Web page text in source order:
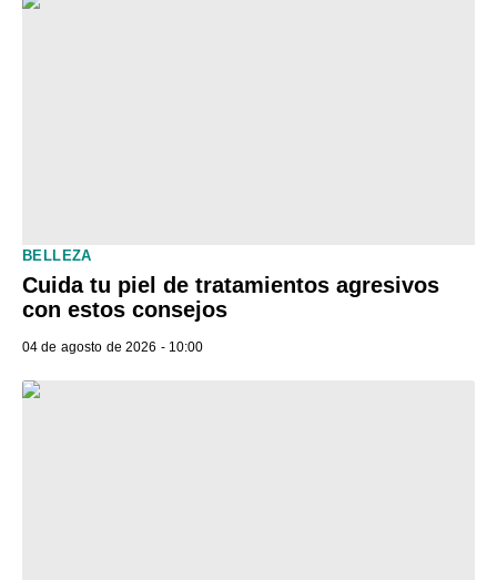
BELLEZA
Cuida tu piel de tratamientos agresivos
con estos consejos
04 de agosto de 2026 - 10:00